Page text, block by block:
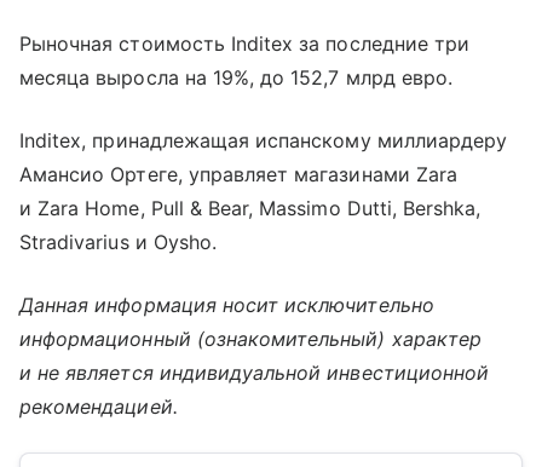
Рыночная стоимость Inditex за последние три
месяца выросла на 19%, до 152,7 млрд евро.
Inditex, принадлежащая испанскому миллиардеру
Амансио Ортеге, управляет магазинами Zara
и Zara Home, Pull & Bear, Massimo Dutti, Bershka,
Stradivarius и Oysho.
Данная информация носит исключительно
информационный (ознакомительный) характер
и не является индивидуальной инвестиционной
рекомендацией.